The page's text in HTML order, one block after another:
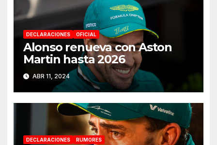
DECLARACIONES OFICIAL
Alonso renueva con Aston
Martin hasta 2026
ABR 11, 2024
DECLARACIONES RUMORES